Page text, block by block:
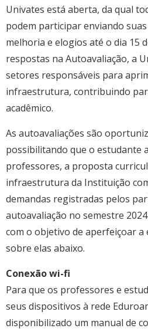
de Idiomas
Médicas
Conosco
& Você - Comunidade
Gustavo Adolfo
Univates está aberta, da qual
podem participar enviando
melhoria e elogios até o dia 15
respostas na Autoavaliação, a
setores responsáveis para
infraestrutura, contribuindo
acadêmico.
As autoavaliações são
possibilitando que o estudante
professores, a proposta
infraestrutura da Instituição
demandas registradas pelos
autoavaliação no semestre
com o objetivo de aperfeiçoar a
sobre elas abaixo.
Conexão wi-fi
Para que os professores e
seus dispositivos à rede
disponibilizado um manual de